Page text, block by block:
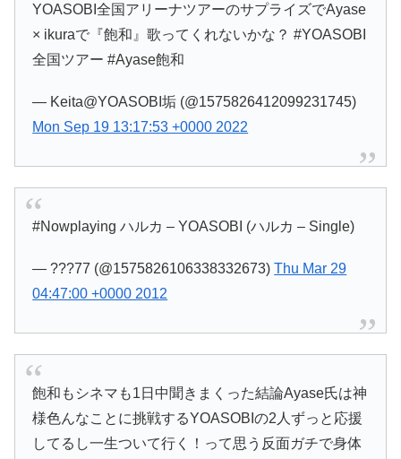
YOASOBI全国アリーナツアーのサプライズでAyase
× ikuraで『飽和』歌ってくれないかな？ #YOASOBI
全国ツアー #Ayase飽和
— Keita@YOASOBI垢 (@1575826412099231745)
Mon Sep 19 13:17:53 +0000 2022
#Nowplaying ハルカ – YOASOBI (ハルカ – Single)
— ???77 (@1575826106338332673)Thu Mar 29
04:47:00 +0000 2012
飽和もシネマも1日中聞きまくった結論Ayase氏は神
様色んなことに挑戦するYOASOBIの2人ずっと応援
してるし一生ついて行く！って思う反面ガチで身体